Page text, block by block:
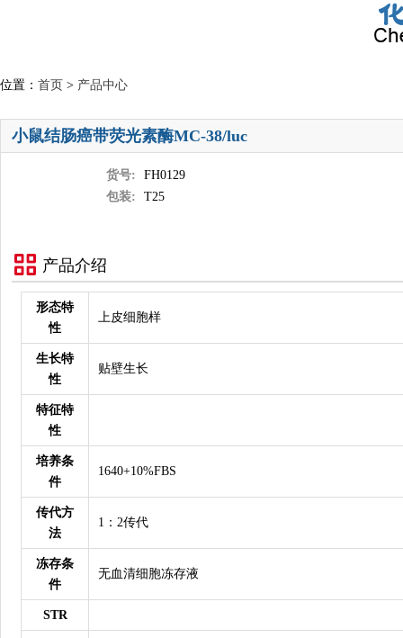
位置： 首页 > 产品中心
小鼠结肠癌带荧光素酶MC-38/luc
货号:
FH0129
包装:
T25
产品介绍
形态特
性
上皮细胞样
生长特
性
贴壁生长
特征特
性
培养条
件
1640+10%FBS
传代方
法
1：2传代
冻存条
件
无血清细胞冻存液
STR